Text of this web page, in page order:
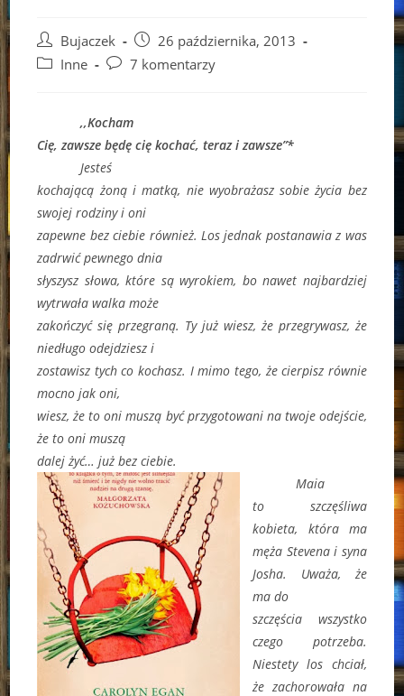
Post
author:
Bujaczek
Post
published:
26 października, 2013
PostInne
Post7 komentarzy
,,Kocham
Cię, zawsze będę cię kochać, teraz i zawsze”*
Jesteś
kochającą żoną i matką, nie wyobrażasz sobie życia bez
swojej rodziny i oni
zapewne bez ciebie również. Los jednak postanawia z was
zadrwić pewnego dnia
słyszysz słowa, które są wyrokiem, bo nawet najbardziej
wytrwała walka może
zakończyć się przegraną. Ty już wiesz, że przegrywasz, że
niedługo odejdziesz i
zostawisz tych co kochasz. I mimo tego, że cierpisz równie
mocno jak oni,
wiesz, że to oni muszą być przygotowani na twoje odejście,
że to oni muszą
dalej żyć… już bez ciebie.
Maia
to szczęśliwa
kobieta, która ma
męża Stevena i syna
Josha. Uważa, że
ma do
szczęścia wszystko
czego potrzeba.
Niestety los chciał,
że zachorowała na